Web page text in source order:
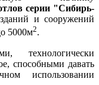
серии "Сибирь-
и сооружений
5000м2.
технологически
способными давать
использовании